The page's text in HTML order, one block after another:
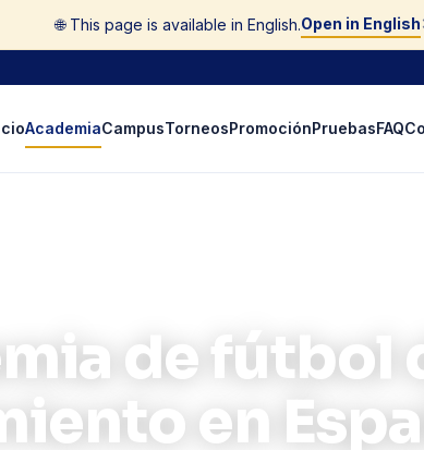
🌐 This page is available in English.Open in English
AcademiaCampusTorneosPromociónPruebasFAQ
de fútbol
en